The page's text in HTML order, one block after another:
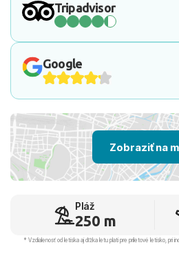
Tripadvisor
Google
Zobraziť na
Pláž
250 m
* Vzdialenosť od letiska aj dľžka letu platí pre príletové letisko, pri